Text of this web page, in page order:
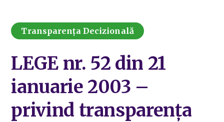
Transparența Decizională
LEGE nr. 52 din 21
ianuarie 2003 –
privind transparența